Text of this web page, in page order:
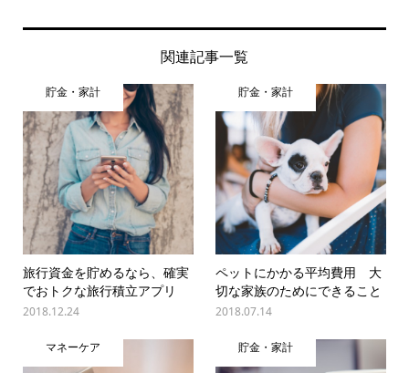
関連記事一覧
貯金・家計
旅行資金を貯めるなら、確実
でおトクな旅行積立アプリ
2018.12.24
貯金・家計
ペットにかかる平均費用 大
切な家族のためにできること
2018.07.14
マネーケア 貯金・家計